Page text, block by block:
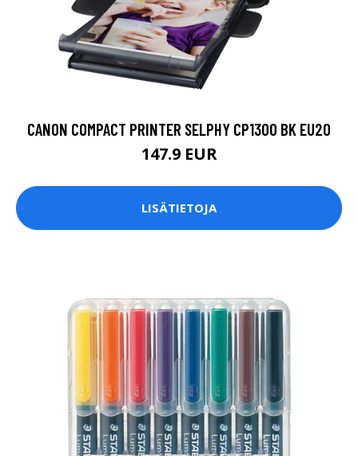
CANON COMPACT PRINTER SELPHY CP1300 BK EU20
147.9 EUR
LISÄTIETOJA